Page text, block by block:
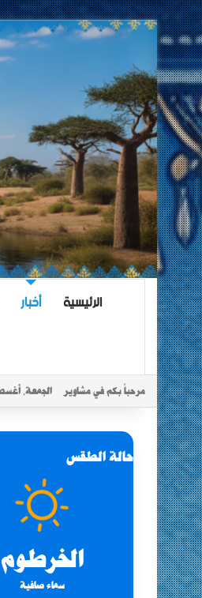
الرئيسية أخبار
مرحباً بكم في مشاوير الجمعة, أغسطس 7
حالة الطقس
الخرطوم
سماء صافية